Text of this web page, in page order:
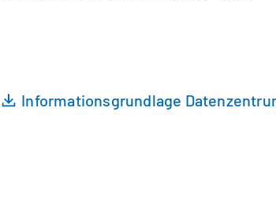
Informationsgrundlage